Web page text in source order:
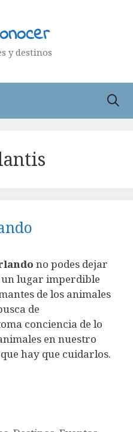
y destinos
no podes dejar
un lugar imperdible
de los animales
de
conciencia de lo
en nuestro
hay que cuidarlos.